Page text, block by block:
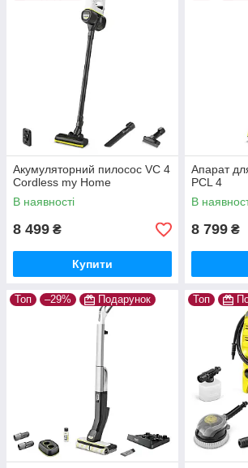
Акумуляторний пилосос VC 4
Cordless my Home
В наявності
8 499 ₴
Купити
Апарат
PCL 4
В
8 799 ₴
Топ –29% Подарунок Топ